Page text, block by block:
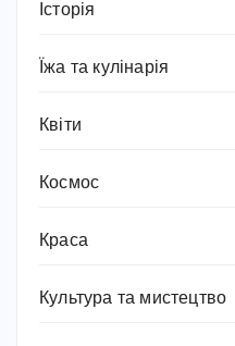
Історія
Їжа та кулінарія
Квіти
Космос
Краса
Культура та мистецтво